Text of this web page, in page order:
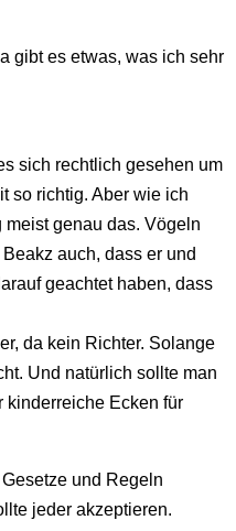
gibt es etwas, was ich sehr
sich rechtlich gesehen um
so richtig. Aber wie ich
genau das. Vögeln
auch, dass er und
geachtet haben, dass
da kein Richter. Solange
Und natürlich sollte man
kinderreiche Ecken für
und Regeln
jeder akzeptieren.